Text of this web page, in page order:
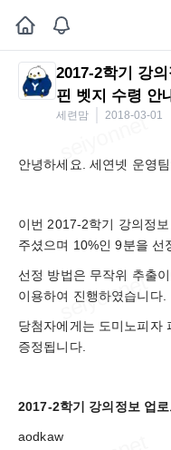
2017-2학기 강
핀 벳지 수령 안
세련맘 2018-03-01
안녕하세요. 세연넷 운영팀
이번 2017-2학기 강의정
주셨으며 10%인 9분을 선
선정 방법은 무작위 추출
이용하여 진행하였습니다.
당첨자에게는 도미노피자
증정됩니다.
2017-2학기 강의정보 업
aodkaw